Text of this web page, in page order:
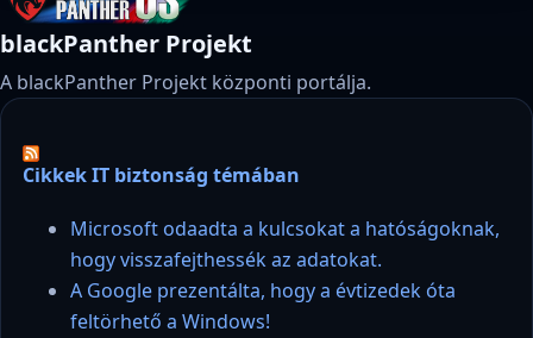
blackPanther Projekt
A blackPanther Projekt központi portálja.
Cikkek IT biztonság témában
Microsoft odaadta a kulcsokat a hatóságoknak,
hogy visszafejthessék az adatokat.
A Google prezentálta, hogy a évtizedek óta
feltörhető a Windows!